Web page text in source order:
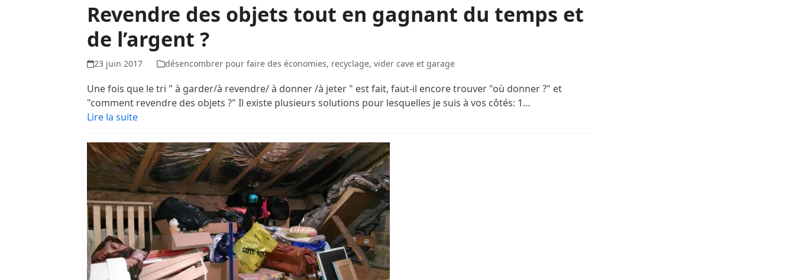
Revendre des objets tout en gagnant du temps et
de l’argent ?
23 juin 2017 désencombrer pour faire des économies, recyclage,vider cave et garage
Une fois que le tri " à garder/à revendre/ à donner /à jeter " est fait, faut-il encore trouver "où donner ?" et
"comment revendre des objets ?" Il existe plusieurs solutions pour lesquelles je suis à vos côtés: 1…
Lire la suite